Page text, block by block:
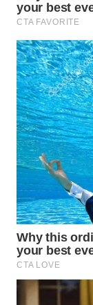
Wahana
Media
Group
WAHANA
NEWS
WAHANA
TANI
WAHANA
ADVOKAT
WAHANA
WAHANA